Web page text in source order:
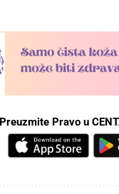
Preuzmite Pravo u